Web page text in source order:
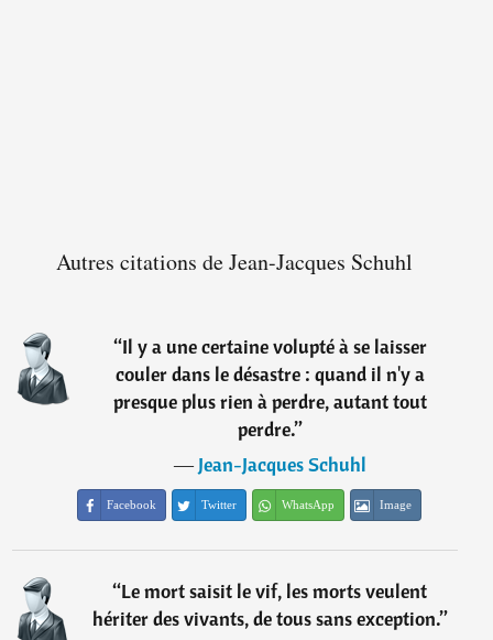
Autres citations de Jean-Jacques Schuhl
“Il y a une certaine volupté à se laisser
couler dans le désastre : quand il n'y a
presque plus rien à perdre, autant tout
perdre.”
―Jean-Jacques Schuhl
Facebook Twitter WhatsApp Image
“Le mort saisit le vif, les morts veulent
hériter des vivants, de tous sans exception.”